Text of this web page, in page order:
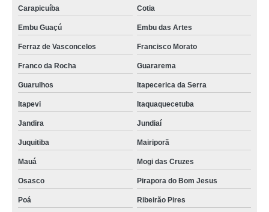
Carapicuíba Cotia
Embu Guaçú Embu das Artes
Ferraz de Vasconcelos Francisco Morato
Franco da Rocha Guararema
Guarulhos Itapecerica da Serra
Itapevi Itaquaquecetuba
Jandira Jundiaí
Juquitiba Mairiporã
Mauá Mogi das Cruzes
Osasco Pirapora do Bom Jesus
Poá Ribeirão Pires